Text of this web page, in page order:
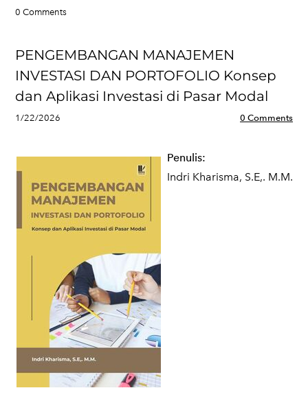
0 Comments
PENGEMBANGAN MANAJEMEN
INVESTASI DAN PORTOFOLIO Konsep
dan Aplikasi Investasi di Pasar Modal
1/22/2026 0 Comments
Penulis:
Indri Kharisma, S.E,. M.M.